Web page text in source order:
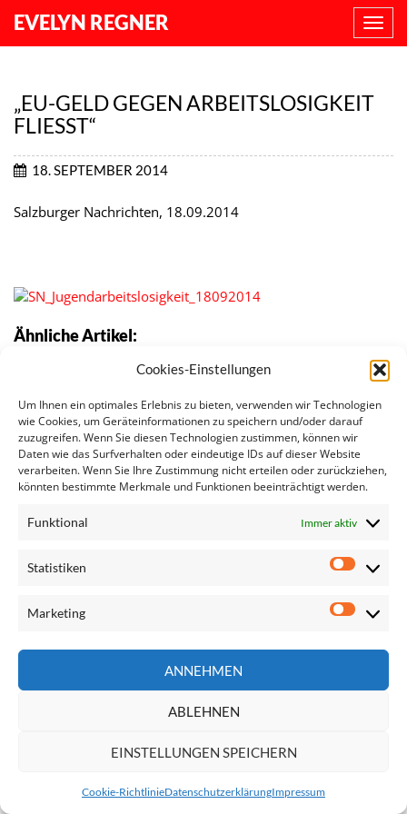
Cookies-Einstellungen
Um Ihnen ein optimales Erlebnis zu bieten, verwenden wir Technologien
wie Cookies, um Geräteinformationen zu speichern und/oder darauf
zuzugreifen. Wenn Sie diesen Technologien zustimmen, können wir
Daten wie das Surfverhalten oder eindeutige IDs auf dieser Website
verarbeiten. Wenn Sie Ihre Zustimmung nicht erteilen oder zurückziehen,
könnten bestimmte Merkmale und Funktionen beeinträchtigt werden.
Funktional Immer aktiv
Statistiken
Marketing
ANNEHMEN
ABLEHNEN
EINSTELLUNGEN SPEICHERN
Cookie-RichtlinieDatenschutzerklärungImpressum
EVELYN REGNER
„EU-GELD GEGEN ARBEITSLOSIGKEIT
FLIESST“
18. SEPTEMBER 2014
Salzburger Nachrichten, 18.09.2014
Ähnliche Artikel:
Qualität von Praktika in der Europäischen Union
Dienstleistungsvergabe
Überarbeitung und Erweiterung der Empfehlung der…
Schutz der Beschäftigten vor krebserregenden Stoffen
Lux Leaks und die Rolle von…
Trotz Aufdeckungsskandalen steigen Steuerdeals mit…
Datenschutzerklärung